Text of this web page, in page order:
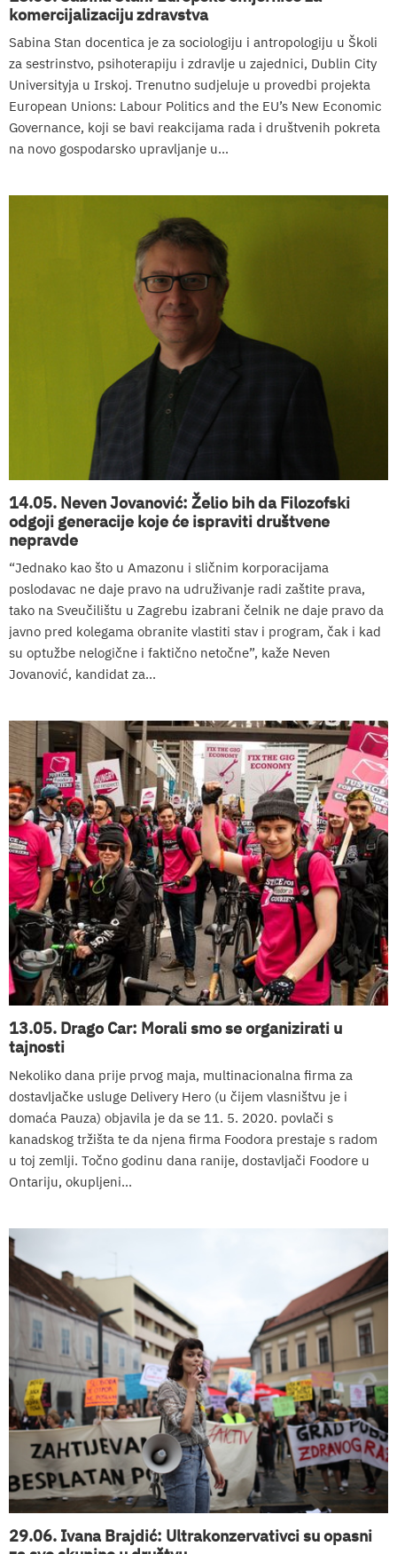
komercijalizaciju zdravstva
Sabina Stan docentica je za sociologiju i antropologiju u Školi
za sestrinstvo, psihoterapiju i zdravlje u zajednici, Dublin City
Universityja u Irskoj. Trenutno sudjeluje u provedbi projekta
European Unions: Labour Politics and the EU’s New Economic
Governance, koji se bavi reakcijama rada i društvenih pokreta
na novo gospodarsko upravljanje u...
14.05. Neven Jovanović: Želio bih da Filozofski
odgoji generacije koje će ispraviti društvene
nepravde
“Jednako kao što u Amazonu i sličnim korporacijama
poslodavac ne daje pravo na udruživanje radi zaštite prava,
tako na Sveučilištu u Zagrebu izabrani čelnik ne daje pravo da
javno pred kolegama obranite vlastiti stav i program, čak i kad
su optužbe nelogične i faktično netočne”, kaže Neven
Jovanović, kandidat za...
13.05. Drago Car: Morali smo se organizirati u
tajnosti
Nekoliko dana prije prvog maja, multinacionalna firma za
dostavljačke usluge Delivery Hero (u čijem vlasništvu je i
domaća Pauza) objavila je da se 11. 5. 2020. povlači s
kanadskog tržišta te da njena firma Foodora prestaje s radom
u toj zemlji. Točno godinu dana ranije, dostavljači Foodore u
Ontariju, okupljeni...
29.06. Ivana Brajdić: Ultrakonzervativci su opasni